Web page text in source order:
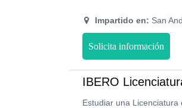
Impartido en: San
Solicita información
IBERO
Estudiar una